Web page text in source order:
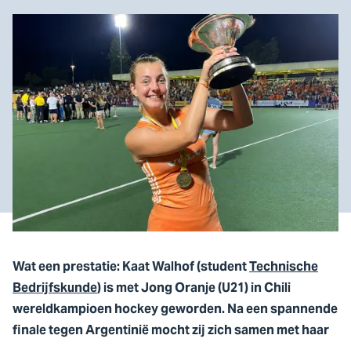
Wat een prestatie: Kaat Walhof (studentTechnische
Bedrijfskunde) is met Jong Oranje (U21) in Chili
wereldkampioen hockey geworden. Na een spannende
finale tegen Argentinië mocht zij zich samen met haar